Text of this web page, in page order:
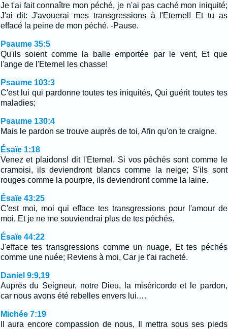
Je t'ai fait connaître mon péché, je n'ai pas caché mon iniquité;
J'ai dit: J'avouerai mes transgressions à l'Eternel! Et tu as
effacé la peine de mon péché. -Pause.
Psaume 35:5
Qu'ils soient comme la balle emportée par le vent, Et que
l'ange de l'Eternel les chasse!
Psaume 103:3
C'est lui qui pardonne toutes tes iniquités, Qui guérit toutes tes
maladies;
Psaume 130:4
Mais le pardon se trouve auprès de toi, Afin qu'on te craigne.
Ésaïe 1:18
Venez et plaidons! dit l'Eternel. Si vos péchés sont comme le
cramoisi, ils deviendront blancs comme la neige; S'ils sont
rouges comme la pourpre, ils deviendront comme la laine.
Ésaïe 43:25
C'est moi, moi qui efface tes transgressions pour l'amour de
moi, Et je ne me souviendrai plus de tes péchés.
Ésaïe 44:22
J'efface tes transgressions comme un nuage, Et tes péchés
comme une nuée; Reviens à moi, Car je t'ai racheté.
Daniel 9:9,19
Auprès du Seigneur, notre Dieu, la miséricorde et le pardon,
car nous avons été rebelles envers lui.…
Michée 7:19
Il aura encore compassion de nous, Il mettra sous ses pieds